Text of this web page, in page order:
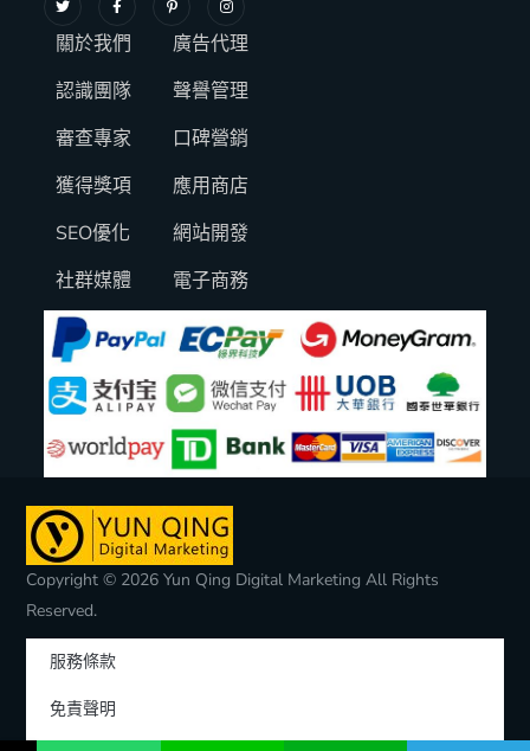
關於我們
認識團隊
審查專家
獲得獎項
SEO優化
社群媒體
廣告代理
聲譽管理
口碑營銷
應用商店
網站開發
電子商務
Copyright © 2026 Yun Qing Digital Marketing All Rights
Reserved.
服務條款
免責聲明